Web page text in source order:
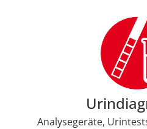
Analysegeräte,